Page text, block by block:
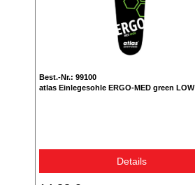
Best.-Nr.: 99100
atlas Einlegesohle ERGO-MED green LOW
Details